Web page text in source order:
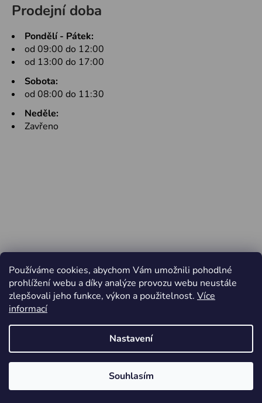
Používáme cookies, abychom Vám umožnili pohodlné
prohlížení webu a díky analýze provozu webu neustále
zlepšovali jeho funkce, výkon a použitelnost. Více
informací
Nastavení
Souhlasím
Prodejní doba
Pondělí - Pátek:
od 09:00 do 12:00
od 13:00 do 17:00
Sobota:
od 08:00 do 11:30
Neděle:
Zavřeno
Vytvořil Shoptet
Jiří Minařík - Cyklo Rajhrad
práva vyhrazena.